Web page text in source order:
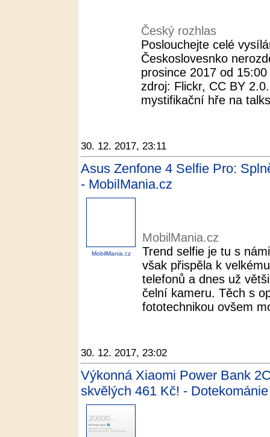
Český rozhlas
Poslouchejte celé
Českoslovesnko
prosince 2017 od
zdroj: Flickr, CC BY
mystifikační hře na
30. 12. 2017, 23:11
Asus Zenfone 4 Selfie Pro:
- MobilMania.cz
MobilMania.cz
MobilMania.cz
Trend selfie je tu s
však přispěla k
telefonů a dnes už
čelní kameru. Těch s
fototechnikou ovšem
30. 12. 2017, 23:02
Výkonná Xiaomi Power Bank
skvělých 461 Kč! - Dotekománie